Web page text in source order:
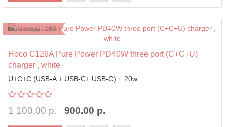
Ваша скидка: -18%
Hoco C126A Pure Power PD40W three port (C+C+U)
charger , white
U+C+C (USB-A + USB-C+ USB-C) 20w
1 100.00 р. 900.00 р.